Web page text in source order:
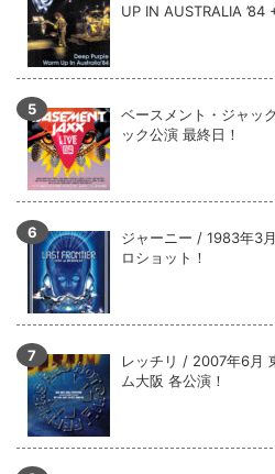
UP IN AUSTRALIA ’84
ベースメント・ジャッ
ック公演 最終日！
ジャーニー / 1983年3
ロショット！
レッチリ / 2007年6月
ム大阪 各公演！